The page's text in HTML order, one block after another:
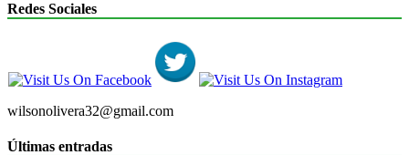
Redes Sociales
wilsonolivera32@gmail.com
Últimas entradas